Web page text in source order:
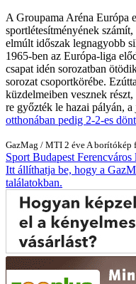
A Groupama Aréna Európa
sportlétesítményének
elmúlt időszak legnagyobb
1965-ben az Európa-liga
csapat idén sorozatban
sorozat csoportkörébe.
küzdelmeiben vesznek
re győzték le hazai pályán, a
otthonában pedig 2-2-es
GazMag / MTI 2 éve A borítókép
Sport Budapest Ferencváros
Itt állíthatja be, hogy a
találatokban.